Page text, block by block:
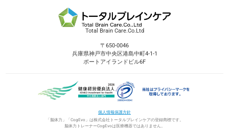
Total Brain Care.Co.Ltd
〒650-0046
兵庫県神戸市中央区港島中町4-1-1
ポートアイランドビル6F
個人情報保護方針
「脳体力」「CogEvo」は株式会社トータルブレインケアの登録商標です。
脳体力トレーナーCogEvoは医療機器ではありません。